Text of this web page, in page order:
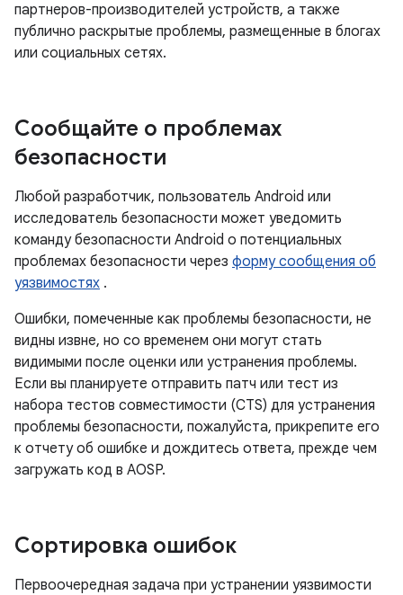
партнеров-производителей устройств, а также
публично раскрытые проблемы, размещенные в блогах
или социальных сетях.
Сообщайте о проблемах
безопасности
Любой разработчик, пользователь Android или
исследователь безопасности может уведомить
команду безопасности Android о потенциальных
проблемах безопасности через форму сообщения об
уязвимостях .
Ошибки, помеченные как проблемы безопасности, не
видны извне, но со временем они могут стать
видимыми после оценки или устранения проблемы.
Если вы планируете отправить патч или тест из
набора тестов совместимости (CTS) для устранения
проблемы безопасности, пожалуйста, прикрепите его
к отчету об ошибке и дождитесь ответа, прежде чем
загружать код в AOSP.
Сортировка ошибок
Первоочередная задача при устранении уязвимости